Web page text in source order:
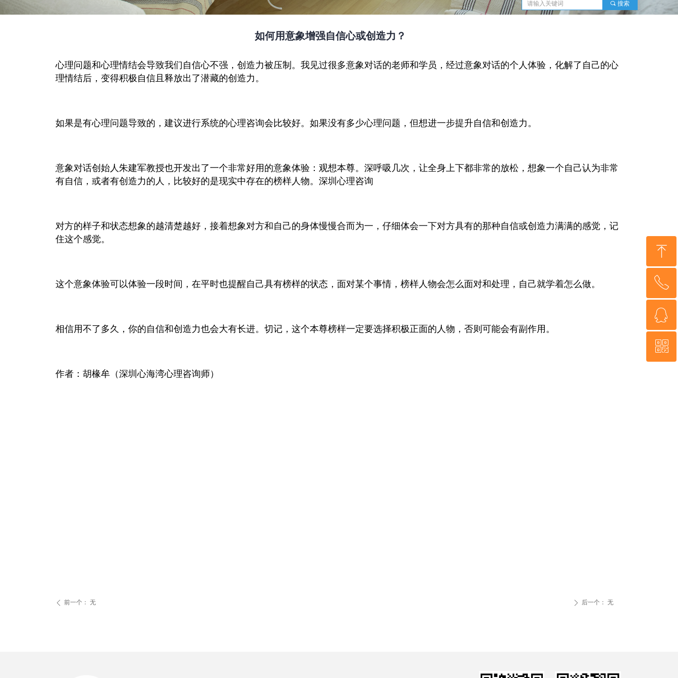
끠 搜索
如何用意象增强自信心或创造力？
心理问题和心理情结会导致我们自信心不强，创造力被压制。我见过很多意象对话的老师和学员，经过意象对话的个人体验，化解了自己的心
理情结后，变得积极自信且释放出了潜藏的创造力。
如果是有心理问题导致的，建议进行系统的心理咨询会比较好。如果没有多少心理问题，但想进一步提升自信和创造力。
意象对话创始人朱建军教授也开发出了一个非常好用的意象体验：观想本尊。深呼吸几次，让全身上下都非常的放松，想象一个自己认为非常
有自信，或者有创造力的人，比较好的是现实中存在的榜样人物。深圳心理咨询
对方的样子和状态想象的越清楚越好，接着想象对方和自己的身体慢慢合而为一，仔细体会一下对方具有的那种自信或创造力满满的感觉，记
住这个感觉。
这个意象体验可以体验一段时间，在平时也提醒自己具有榜样的状态，面对某个事情，榜样人物会怎么面对和处理，自己就学着怎么做。
相信用不了多久，你的自信和创造力也会大有长进。切记，这个本尊榜样一定要选择积极正面的人物，否则可能会有副作用。
作者：胡椽牟（深圳心海湾心理咨询师）
ꄴ 前一个： 无 ꄲ 后一个： 无
ꁸ
回到顶部
ꂅ
ꁗ
QQ客服
ꀥ